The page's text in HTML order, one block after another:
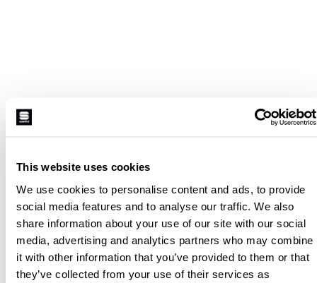
This website uses cookies
We use cookies to personalise content and ads, to provide
social media features and to analyse our traffic. We also
share information about your use of our site with our social
media, advertising and analytics partners who may combine
it with other information that you’ve provided to them or that
they’ve collected from your use of their services as